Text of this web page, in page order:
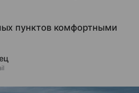
пунктов комфортными